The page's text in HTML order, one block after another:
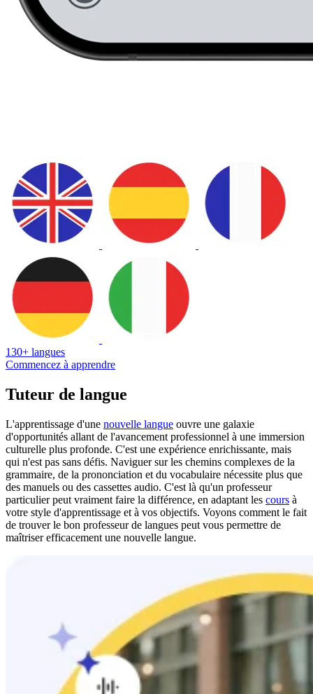
130+ langues
Commencez à apprendre
Tuteur de langue
L'apprentissage d'une nouvelle langue ouvre une galaxie
d'opportunités allant de l'avancement professionnel à une immersion
culturelle plus profonde. C'est une expérience enrichissante, mais
qui n'est pas sans défis. Naviguer sur les chemins complexes de la
grammaire, de la prononciation et du vocabulaire nécessite plus que
des manuels ou des cassettes audio. C'est là qu'un professeur
particulier peut vraiment faire la différence, en adaptant les cours à
votre style d'apprentissage et à vos objectifs. Voyons comment le fait
de trouver le bon professeur de langues peut vous permettre de
maîtriser efficacement une nouvelle langue.